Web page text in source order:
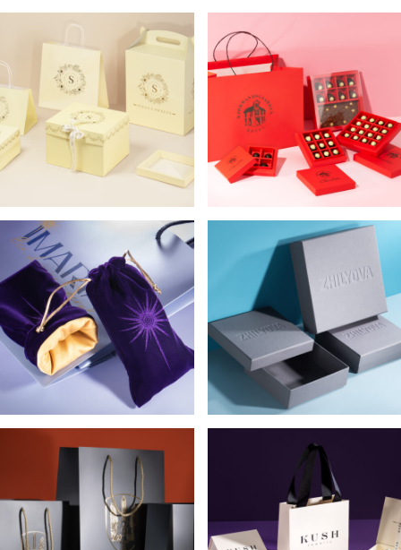
УПАКОВКА ДЛЯ
ДЕСЕРТОВ STELLA
SWEETS
УПАКОВКА ДЛЯ
КОНФЕТ И
ШОКОЛАДА
KJOBMANSGARDEN
КОМПЛЕКСНАЯ
УПАКОВКА ДЛЯ
МАГАЗИНА IMARIA
ПРЕМИАЛЬНАЯ ECO-
FIRST УПАКОВКА ДЛЯ
ZHILYOVA
КОМПЛЕКСНАЯ
УПАКОВКА ДЛЯ
НАГРАД БОЙЦАМ
ПОДРАЗДЕЛЕНИЯ
“АЛЬФА” СБУ
КОМПЛЕКСНАЯ
УПАКОВКА ДЛЯ
ЮВЕЛИРНЫХ
УКРАШЕНИЙ KUSH
JEWELRY